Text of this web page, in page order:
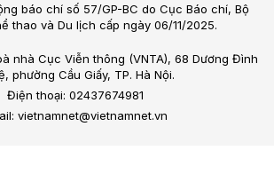
báo chí số 57/GP-BC do Cục Báo chí, Bộ
thao và Du lịch cấp ngày 06/11/2025.
nhà Cục Viễn thông (VNTA), 68 Dương Đình
phường Cầu Giấy, TP. Hà Nội.
Điện thoại: 02437674981
vietnamnet@vietnamnet.vn